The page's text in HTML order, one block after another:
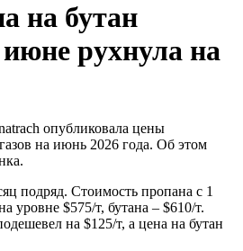
на бутан
рухнула на
опубликовала цены
на июнь 2026 года. Об этом
подряд. Стоимость пропана с 1
уровне $575/т, бутана – $610/т.
на $125/т, а цена на бутан